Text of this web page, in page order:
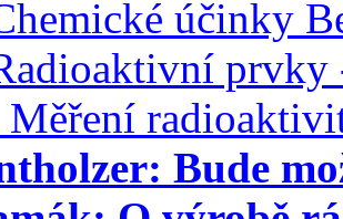
účinky
prvky
Měření
Bude